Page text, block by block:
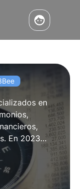
en
En 2023
de
de un